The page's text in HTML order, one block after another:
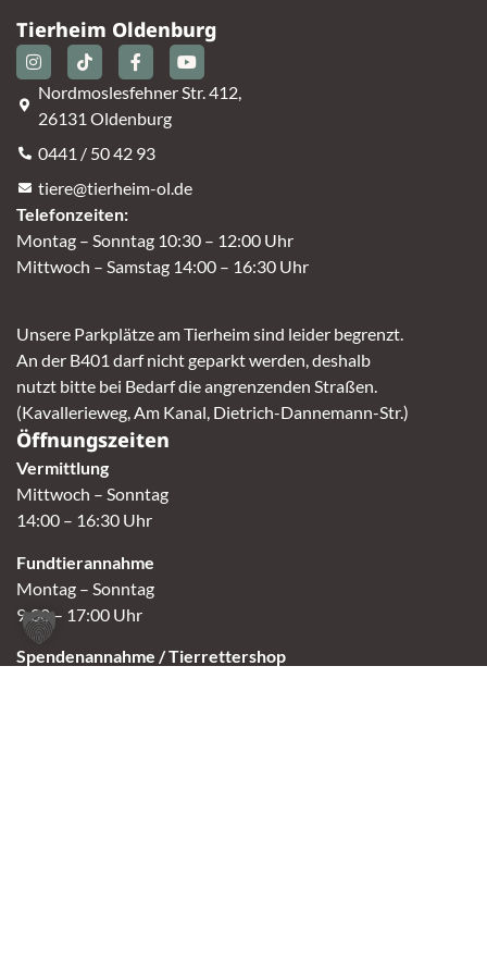
Tierheim Oldenburg
Nordmoslesfehner Str. 412,
26131 Oldenburg
0441 / 50 42 93
tiere@tierheim-ol.de
Telefonzeiten:
Montag – Sonntag 10:30 – 12:00 Uhr
Mittwoch – Samstag 14:00 – 16:30 Uhr
Unsere Parkplätze am Tierheim sind leider begrenzt.
An der B401 darf nicht geparkt werden, deshalb
nutzt bitte bei Bedarf die angrenzenden Straßen.
(Kavallerieweg, Am Kanal, Dietrich-Dannemann-Str.)
Öffnungszeiten
Vermittlung
Mittwoch – Sonntag
14:00 – 16:30 Uhr
Fundtierannahme
Montag – Sonntag
9:00 – 17:00 Uhr
Spendenannahme / Tierrettershop